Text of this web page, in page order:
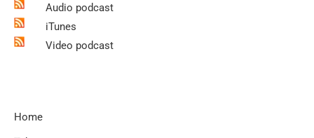
Audio podcast
iTunes
Video podcast
Home